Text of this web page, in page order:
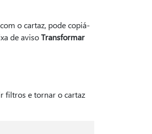
o cartaz, pode copiá-
de avisoTransformar
filtros e tornar o cartaz